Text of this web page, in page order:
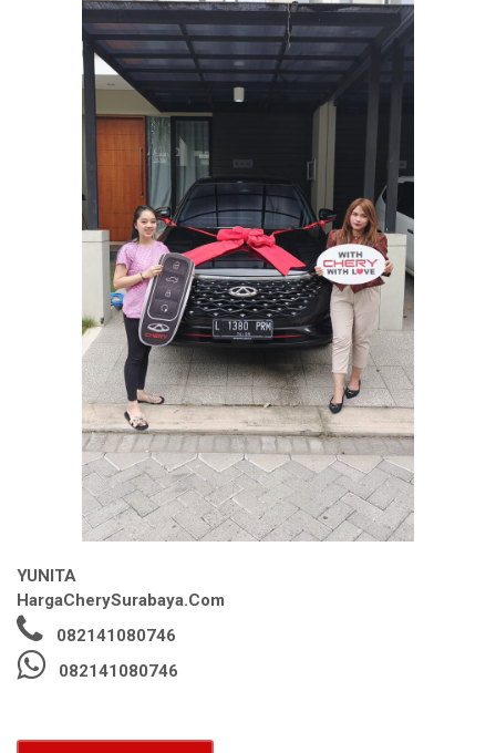
YUNITA
HargaCherySurabaya.Com
082141080746
082141080746